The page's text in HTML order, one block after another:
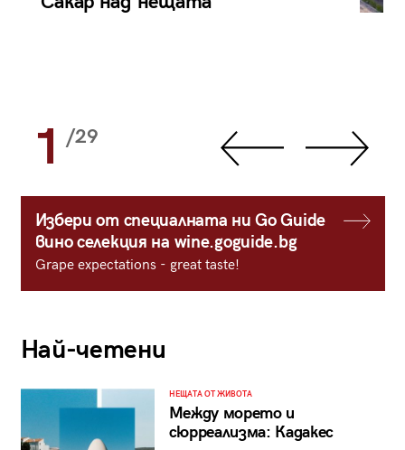
1 /29
Избери от специалната ни Go Guide
вино селекция на wine.goguide.bg
Grape expectations - great taste!
Най-четени
НЕЩАТА ОТ ЖИВОТА
Между морето и
сюрреализма: Кадакес